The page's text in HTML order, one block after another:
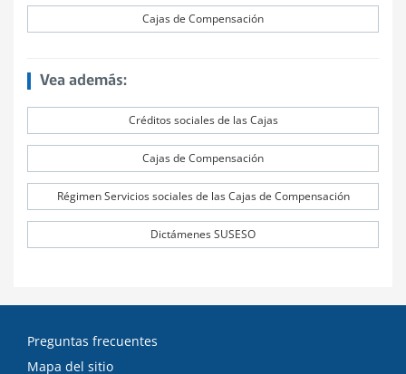
Cajas de Compensación
Vea además:
Créditos sociales de las Cajas
Cajas de Compensación
Régimen Servicios sociales de las Cajas de Compensación
Dictámenes SUSESO
Preguntas frecuentes
Mapa del sitio